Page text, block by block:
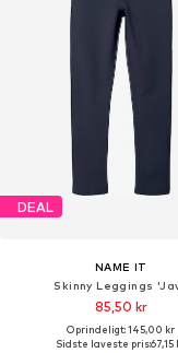
DEAL
NAME IT
Skinny Leggings
85,50 kr
Oprindeligt: 145,00 kr
Sidste laveste pris:67,15